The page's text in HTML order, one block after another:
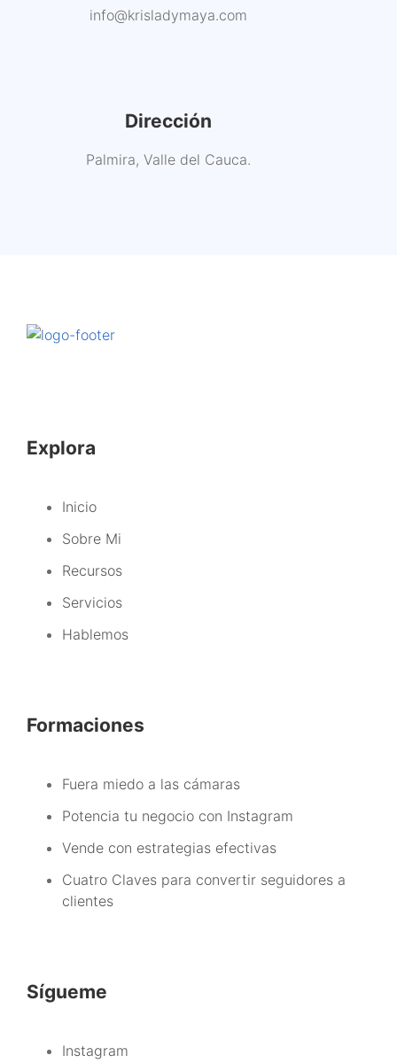
info@krisladymaya.com
Dirección
Palmira, Valle del Cauca.
Explora
Inicio
Sobre Mi
Recursos
Servicios
Hablemos
Formaciones
Fuera miedo a las cámaras
Potencia tu negocio con Instagram
Vende con estrategias efectivas
Cuatro Claves para convertir seguidores a
clientes
Sígueme
Instagram